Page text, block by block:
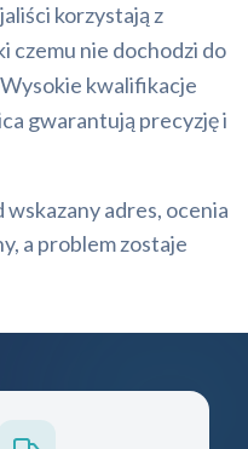
korzystają z
czemu nie dochodzi do
kwalifikacje
gwarantują precyzję i
adres, ocenia
a problem zostaje